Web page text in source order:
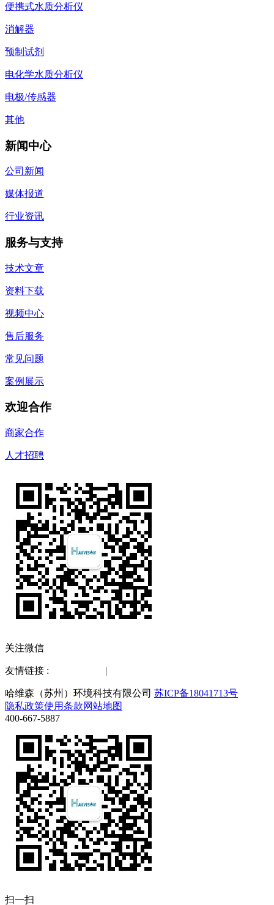
便携式水质分析仪
消解器
预制试剂
电化学水质分析仪
电极/传感器
其他
新闻中心
公司新闻
媒体报道
行业资讯
服务与支持
技术文章
资料下载
视频中心
售后服务
常见问题
案例展示
欢迎合作
商家合作
人才招聘
关注微信
友情链接 : |
哈维森（苏州）环境科技有限公司 苏ICP备18041713号
隐私政策使用条款网站地图
400-667-5887
扫一扫